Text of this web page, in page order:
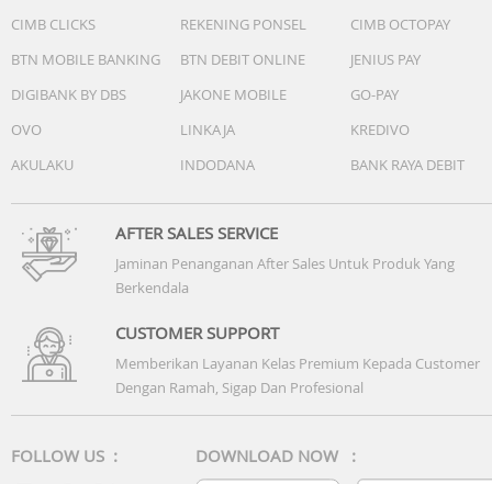
CIMB CLICKS
REKENING PONSEL
CIMB OCTOPAY
BTN MOBILE BANKING
BTN DEBIT ONLINE
JENIUS PAY
DIGIBANK BY DBS
JAKONE MOBILE
GO-PAY
OVO
LINKAJA
KREDIVO
AKULAKU
INDODANA BANK RAYA DEBIT
AFTER SALES SERVICE
Jaminan Penanganan After Sales Untuk Produk Yang
Berkendala
CUSTOMER SUPPORT
Memberikan Layanan Kelas Premium Kepada Customer
Dengan Ramah, Sigap Dan Profesional
FOLLOW US : DOWNLOAD NOW :